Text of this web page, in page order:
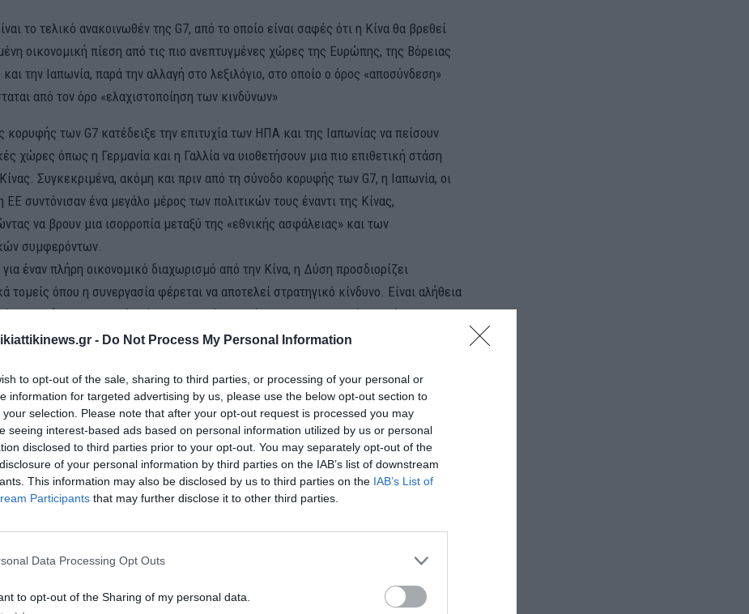
- Do Not Process My Personal Information
to opt-out of the sale, sharing to third parties, or processing of your personal or
information for targeted advertising by us, please use the below opt-out section to
your selection. Please note that after your opt-out request is processed you may
seeing interest-based ads based on personal information utilized by us or personal
disclosed to third parties prior to your opt-out. You may separately opt-out of the
of your personal information by third parties on the IAB’s list of downstream
This information may also be disclosed by us to third parties on the IAB’s List of
Participants that may further disclose it to other third parties.
Data Processing Opt Outs
to opt-out of the Sharing of my personal data.
το τελικό ανακοινωθέν της G7, από το οποίο είναι σαφές ότι η Κίνα θα βρεθεί
οικονομική πίεση από τις πιο ανεπτυγμένες χώρες της Ευρώπης, της Βόρειας
την Ιαπωνία, παρά την αλλαγή στο λεξιλόγιο, στο οποίο ο όρος «αποσύνδεση»
από τον όρο «ελαχιστοποίηση των κινδύνων»
κορυφής των G7 κατέδειξε την επιτυχία των ΗΠΑ και της Ιαπωνίας να πείσουν
χώρες όπως η Γερμανία και η Γαλλία να υιοθετήσουν μια πιο επιθετική στάση
Συγκεκριμένα, ακόμη και πριν από τη σύνοδο κορυφής των G7, η Ιαπωνία, οι
συντόνισαν ένα μεγάλο μέρος των πολιτικών τους έναντι της Κίνας,
να βρουν μια ισορροπία μεταξύ της «εθνικής ασφάλειας» και των
συμφερόντων.
για έναν πλήρη οικονομικό διαχωρισμό από την Κίνα, η Δύση προσδιορίζει
τομείς όπου η συνεργασία φέρεται να αποτελεί στρατηγικό κίνδυνο. Είναι αλήθεια
πλήρης συμφωνία λόγω της μεγάλης εξάρτησης της ΕΕ από την Κίνα,
τα μέλη των G7 δεν συμφώνησαν σε νέους ελέγχους εξαγωγών
ΤΟΥ ΚΙΝΕΖΙΚΟΥ ΚΙΝΔΥΝΟΥ